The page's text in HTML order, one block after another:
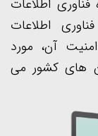
فناوری اطلاعات
اطلاعات
آن، مورد
های کشور می